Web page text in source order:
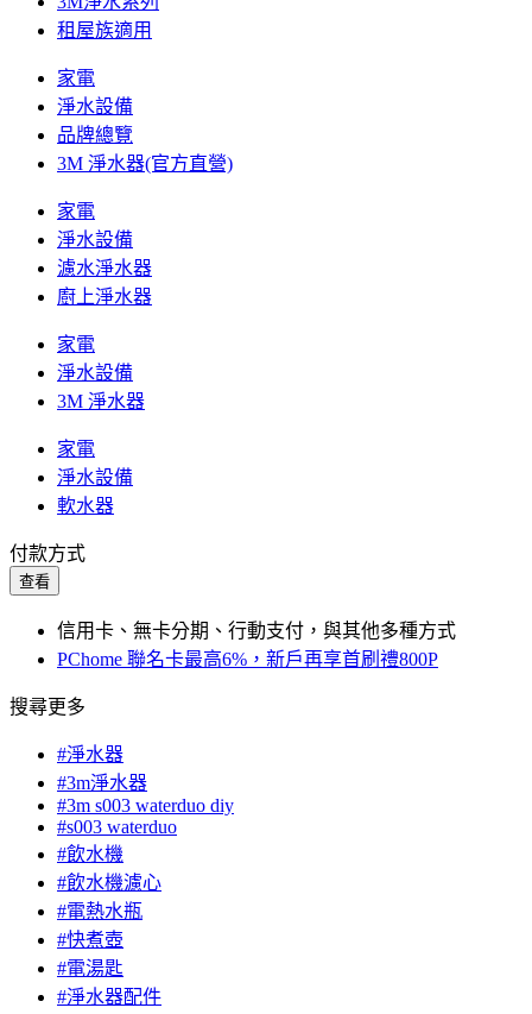
租屋族適用
家電
淨水設備
品牌總覽
3M 淨水器(官方直營)
家電
淨水設備
濾水淨水器
廚上淨水器
家電
淨水設備
3M 淨水器
家電
淨水設備
軟水器
付款方式
查看
信用卡、無卡分期、行動支付，與其他多種方式
PChome 聯名卡最高6%，新戶再享首刷禮800P
搜尋更多
#淨水器
#3m淨水器
#3m s003 waterduo diy
#s003 waterduo
#飲水機
#飲水機濾心
#電熱水瓶
#快煮壺
#電湯匙
#淨水器配件